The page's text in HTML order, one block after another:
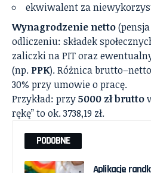
ekwiwalent za
Wynagrodzenie netto
odliczeniu: składek
zaliczki na PIT oraz
(np. PPK). Różnica
30% przy umowie o pracę.
Przykład: przy5000 zł brutto
rękę” to ok. 3738,19 zł.
PODOBNE
Aplikacje